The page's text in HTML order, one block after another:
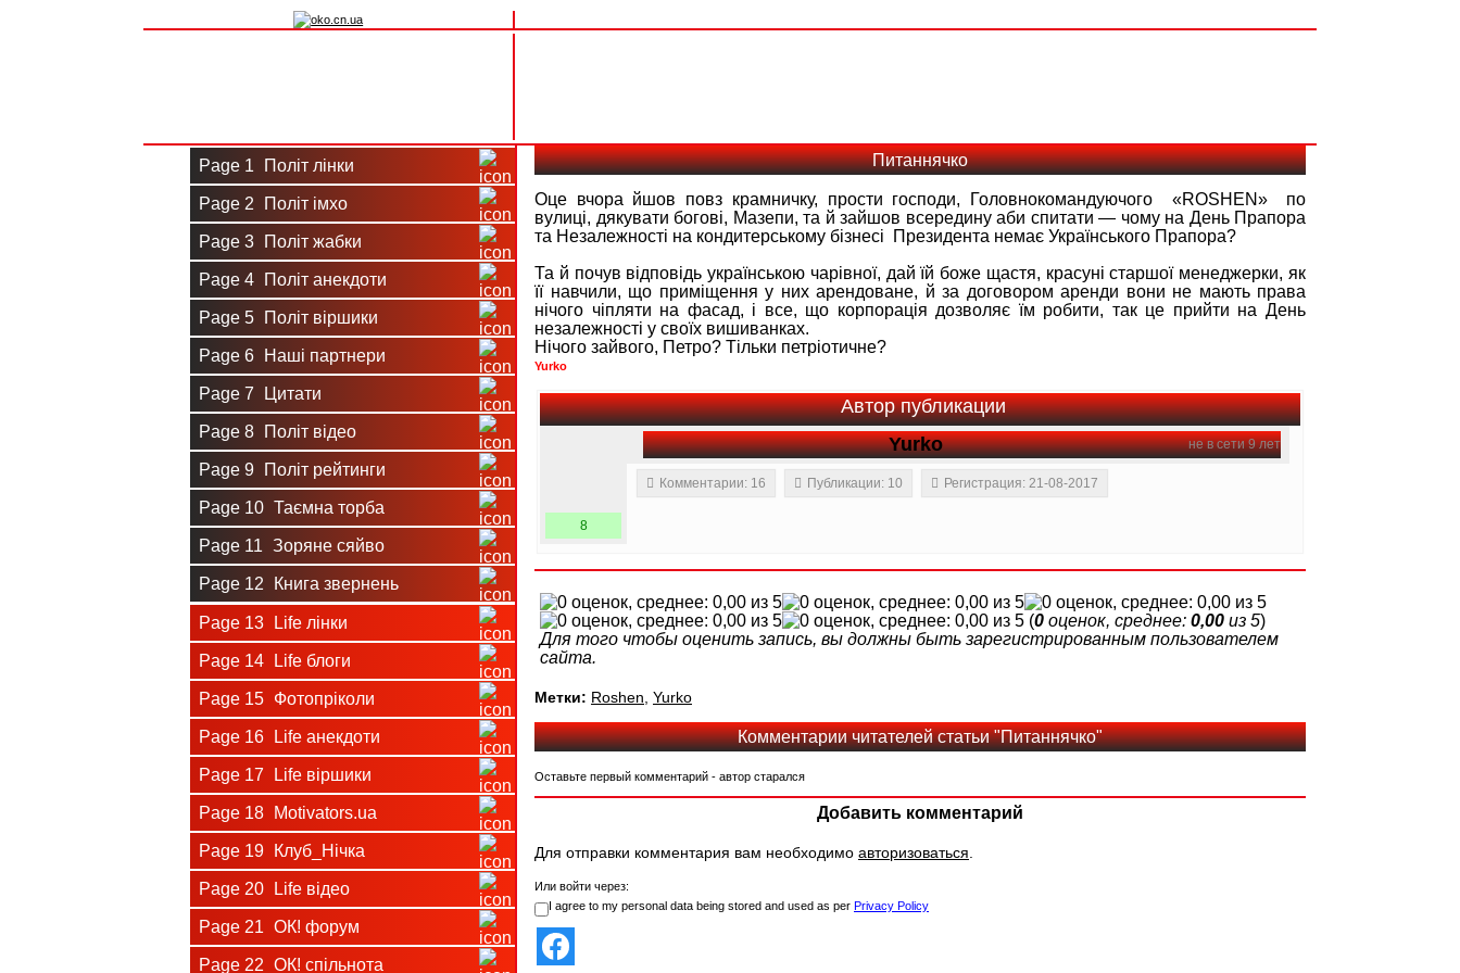
Page 1 Політ лінки
Page 2 Політ імхо
Page 3 Політ жабки
Page 4 Політ анекдоти
Page 5 Політ віршики
Page 6 Наші партнери
Page 7 Цитати
Page 8 Політ відео
Page 9 Політ рейтинги
Page 10 Таємна торба
Page 11 Зоряне сяйво
Page 12 Книга звернень
Page 13 Life лінки
Page 14 Life блоги
Page 15 Фотопріколи
Page 16 Life анекдоти
Page 17 Life віршики
Page 18 Motivators.ua
Page 19 Клуб_Нічка
Page 20 Life відео
Page 21 ОК! форум
Page 22 ОК! спільнота
Питаннячко
Оце вчора йшов повз крамничку, прости господи, Головнокомандуючого «ROSHEN» по
вулиці, дякувати богові, Мазепи, та й зайшов всередину аби спитати — чому на День Прапора
та Незалежності на кондитерському бізнесі Президента немає Українського Прапора?
Та й почув відповідь українською чарівної, дай їй боже щастя, красуні старшої менеджерки, як
її навчили, що приміщення у них арендоване, й за договором аренди вони не мають права
нічого чіпляти на фасад, і все, що корпорація дозволяє їм робити, так це прийти на День
незалежності у своїх вишиванках.
Нічого зайвого, Петро? Тільки петріотичне?
Yurko
Автор публикации
не в сети 9 лет
Yurko
8
Комментарии: 16 Публикации: 10 Регистрация: 21-08-2017
(0 оценок, среднее: 0,00 из 5)
Для того чтобы оценить запись, вы должны быть зарегистрированным пользователем
сайта.
Метки: Roshen Yurko
Комментарии читателей статьи "Питаннячко"
Оставьте первый комментарий - автор старался
Добавить комментарий
Для отправки комментария вам необходимо авторизоваться
Или войти через:
I agree to my personal data being stored and used as per Privacy Policy